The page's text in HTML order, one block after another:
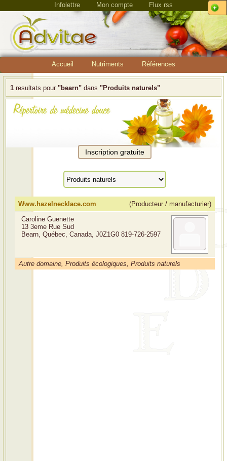
Infolettre Mon compte Flux rss
Accueil Nutriments Références
1 resultats pour "bearn" dans "Produits naturels"
Www.hazelnecklace.com
(Producteur / manufacturier)
Caroline Guenette
13 3eme Rue Sud
Bearn, Québec, Canada, J0Z1G0 819-726-2597
Autre domaine, Produits écologiques, Produits naturels